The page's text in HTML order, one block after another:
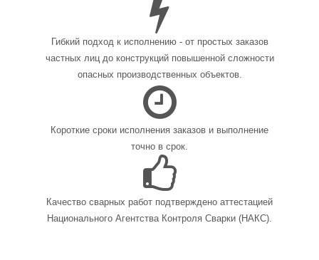
Гибкий подход к исполнению - от простых заказов
частных лиц до конструкций повышенной сложности
опасных производственных объектов.
Короткие сроки исполнения заказов и выполнение
точно в срок.
Качество сварных работ подтверждено аттестацией
Национального Агентства Контроля Сварки (НАКС).